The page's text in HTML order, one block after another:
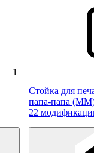
1
Стойка для
папа-папа
22